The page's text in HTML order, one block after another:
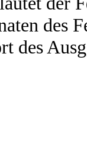
des
des